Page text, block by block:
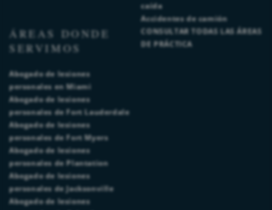
caída
Accidentes de camión
CONSULTAR TODAS LAS ÁREAS
DE PRÁCTICA
ÁREAS DONDE
SERVIMOS
Abogado de lesiones
personales en Miami
Abogado de lesiones
personales de Fort Lauderdale
Abogado de lesiones
personales de Fort Myers
Abogado de lesiones
personales de Plantation
Abogado de lesiones
personales de Jacksonville
Abogado de lesiones